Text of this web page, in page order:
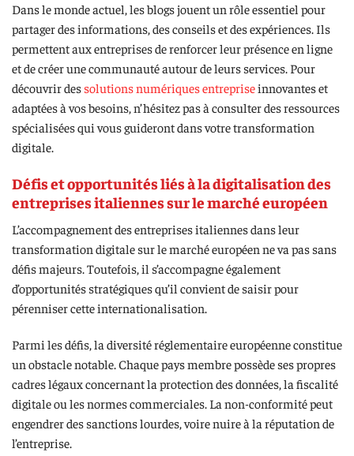
Dans le monde actuel, les blogs jouent un rôle essentiel pour
partager des informations, des conseils et des expériences. Ils
permettent aux entreprises de renforcer leur présence en ligne
et de créer une communauté autour de leurs services. Pour
découvrir dessolutions numériques entrepriseinnovantes et
adaptées à vos besoins, n’hésitez pas à consulter des ressources
spécialisées qui vous guideront dans votre transformation
digitale.
Défis et opportunités liés à la digitalisation des
entreprises italiennes sur le marché européen
L’accompagnement des entreprises italiennes dans leur
transformation digitale sur le marché européen ne va pas sans
défis majeurs. Toutefois, il s’accompagne également
d’opportunités stratégiques qu’il convient de saisir pour
pérenniser cette internationalisation.
Parmi les défis, la diversité réglementaire européenne constitue
un obstacle notable. Chaque pays membre possède ses propres
cadres légaux concernant la protection des données, la fiscalité
digitale ou les normes commerciales. La non-conformité peut
engendrer des sanctions lourdes, voire nuire à la réputation de
l’entreprise.